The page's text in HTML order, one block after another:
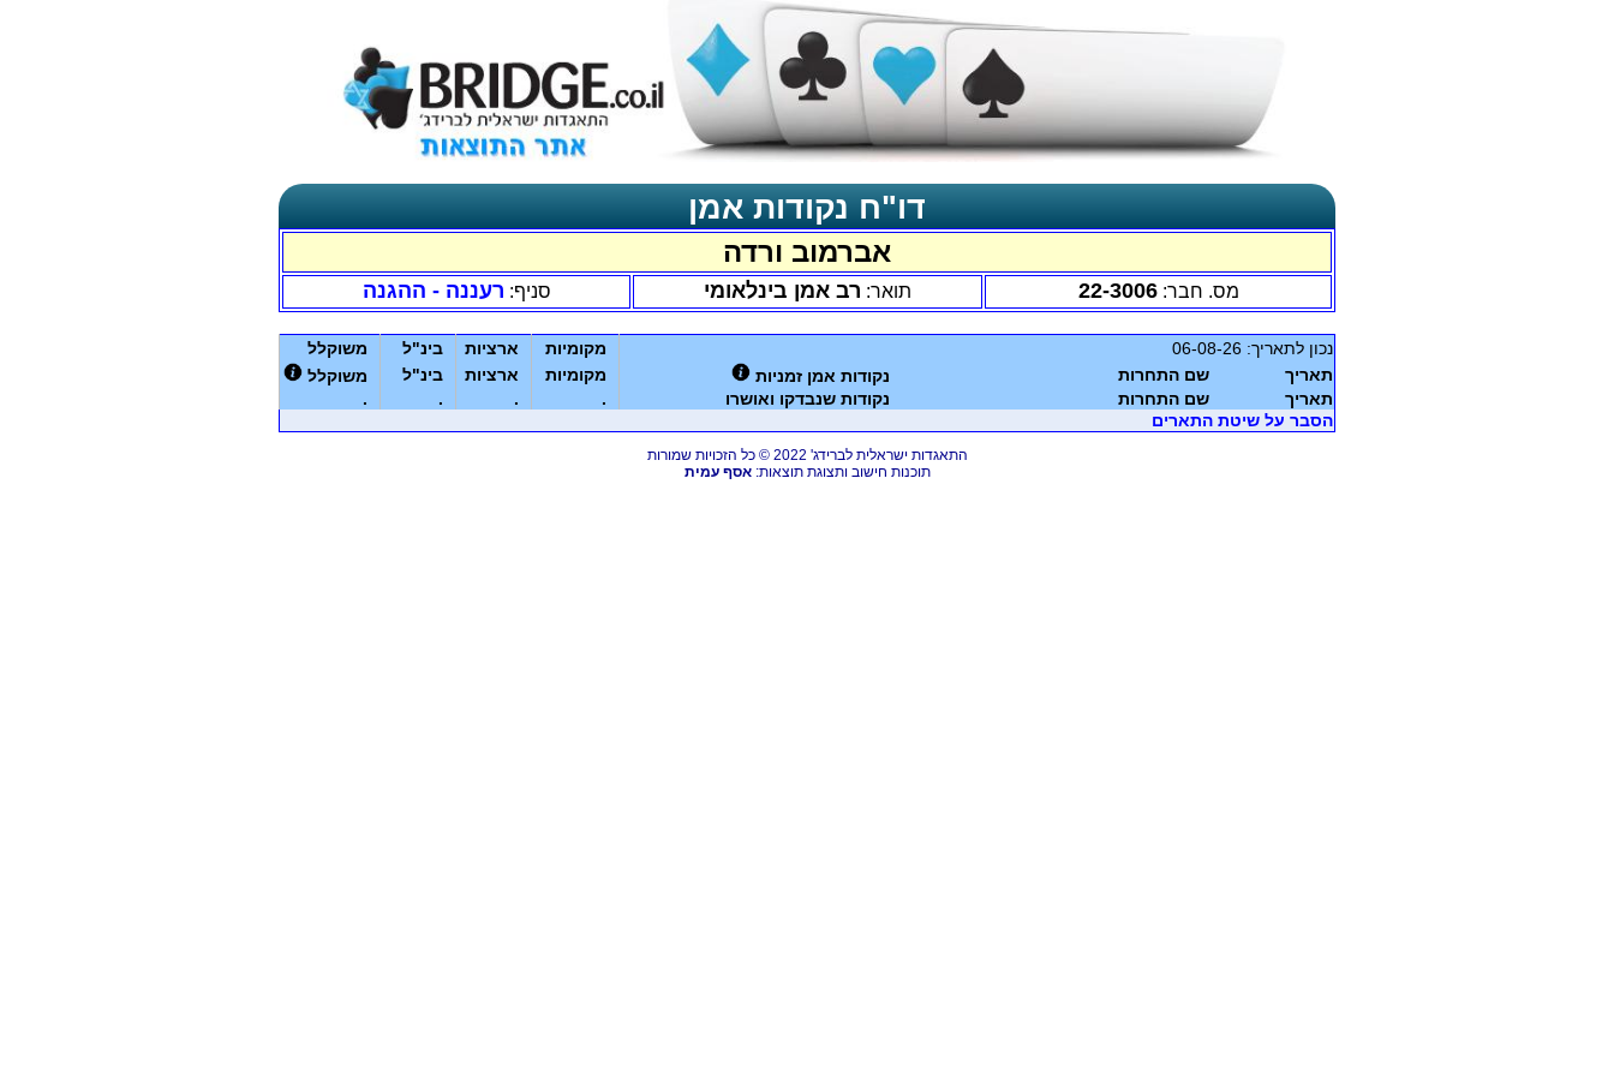
דו"ח נקודות אמן
אברמוב ורדה
מס. חבר:22-3006 תואר: רב אמן בינלאומי סניף: רעננה - ההגנה
נכון לתאריך: 06-08-26 מקומיות ארציות בינ"ל
משוקלל
תאריך
שם התחרות נקודות אמן זמניות מקומיות ארציות בינ"ל
משוקלל
תאריך
שם התחרות נקודות שנבדקו ואושרו .
.
.
.
הסבר על שיטת התארים
התאגדות ישראלית לברידג' 2022 © כל הזכויות שמורות
תוכנות חישוב ותצוגת תוצאות:אסף עמית